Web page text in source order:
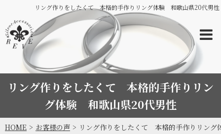
リング作りをしたくて 本格的手作りリング体験 和歌山県20代男性
リング作りをしたくて 本格的手作りリン
グ体験 和歌山県20代男性
HOME お客様の声 リング作りをしたくて 本格的手作りリン